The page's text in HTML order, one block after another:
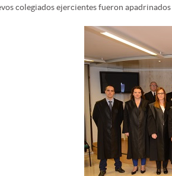
colegiados ejercientes fueron